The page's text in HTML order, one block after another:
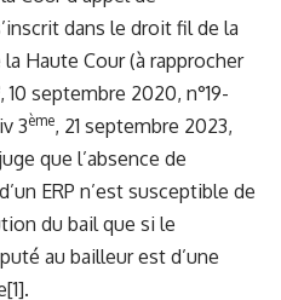
dans le droit fil de la
Haute Cour (à rapprocher
, 10 septembre 2020, n°19-
3ème, 21 septembre 2023,
que l’absence de
ERP n’est susceptible de
du bail que si le
au bailleur est d’une
[1].